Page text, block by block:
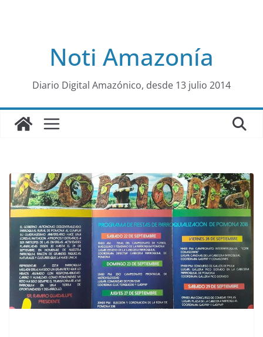
al
Noti Amazonía
Diario Digital Amazónico, desde 13 julio 2014